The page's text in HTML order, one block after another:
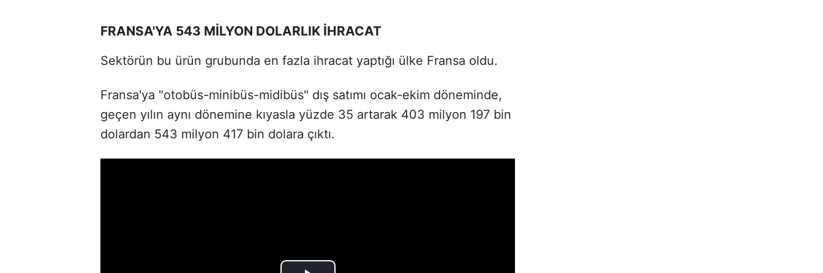
FRANSA'YA 543 MİLYON DOLARLIK İHRACAT
Sektörün bu ürün grubunda en fazla ihracat yaptığı ülke Fransa oldu.
Fransa'ya "otobüs-minibüs-midibüs" dış satımı ocak-ekim döneminde,
geçen yılın aynı dönemine kıyasla yüzde 35 artarak 403 milyon 197 bin
dolardan 543 milyon 417 bin dolara çıktı.